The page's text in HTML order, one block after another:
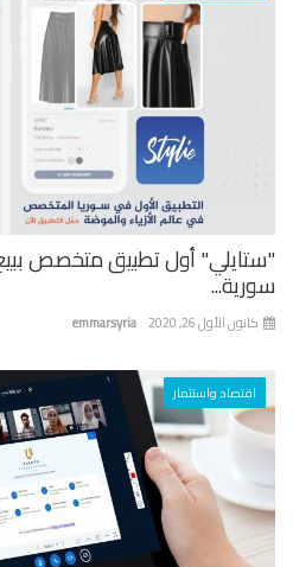
أول تطبيق متخصص ببيع
emmarsyria الأول 26, 2020
اقتصاد واستثمار